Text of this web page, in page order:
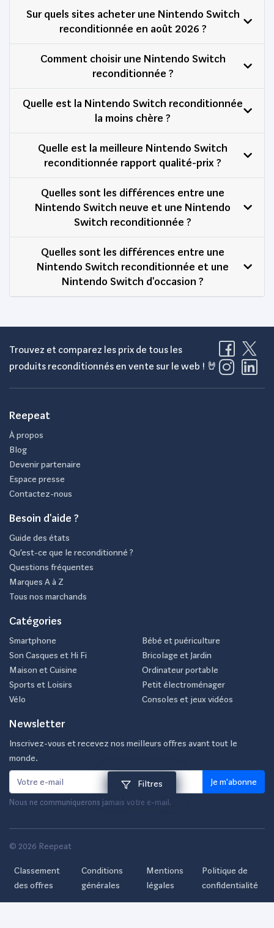
Filtres
Sur quels sites acheter une Nintendo Switch
reconditionnée en août 2026 ?
Comment choisir une Nintendo Switch
reconditionnée ?
Quelle est la Nintendo Switch reconditionnée
la moins chère ?
Quelle est la meilleure Nintendo Switch
reconditionnée rapport qualité-prix ?
Quelles sont les différences entre une
Nintendo Switch neuve et une Nintendo
Switch reconditionnée ?
Quelles sont les différences entre une
Nintendo Switch reconditionnée et une
Nintendo Switch d'occasion ?
Trouvez et comparez les prix de tous les
produits reconditionnés en vente sur le web ! 🤘
Reepeat
À propos
Blog
Devenir partenaire
Espace presse
Contactez-nous
Besoin d'aide ?
Guide des états
Qu’est-ce que le reconditionné ?
Questions fréquentes
Marques A à Z
Tous nos marchands
Catégories
Smartphone
Son Casques et Hi Fi
Maison et Cuisine
Sports et Loisirs
Vélo
Bébé et puériculture
Bricolage et Jardin
Ordinateur portable
Petit électroménager
Consoles et jeux vidéos
Newsletter
Inscrivez-vous et recevez nos meilleurs offres avant tout le
monde.
Je m'abonne
Nous ne communiquerons jamais votre e-mail.
© 2026 Reepeat
Classement
des offres
Conditions
générales
Mentions
légales
Politique de
confidentialité